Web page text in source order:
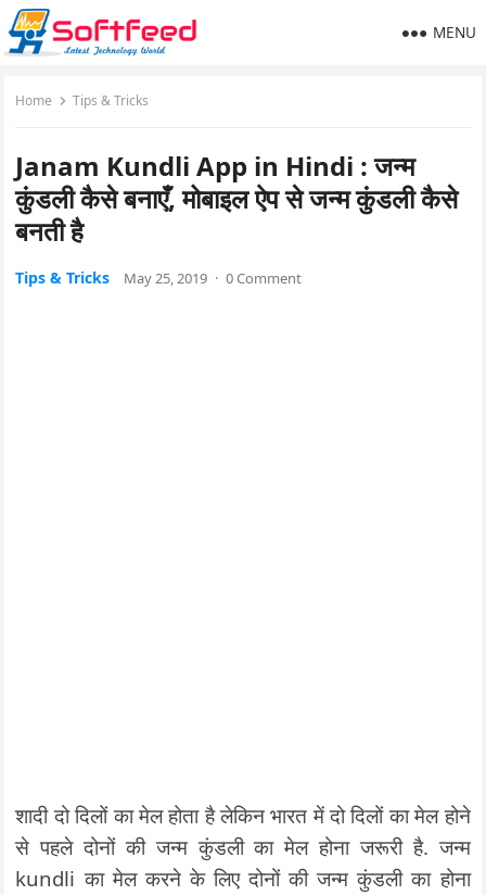
MENU
Home Tips & Tricks
Janam Kundli App in Hindi : जन्म
कुंडली कैसे बनाएँ, मोबाइल ऐप से जन्म कुंडली कैसे
बनती है
Tips & Tricks May 25, 2019 · 0 Comment
शादी दो दिलों का मेल होता है लेकिन भारत में दो दिलों का मेल होने
से पहले दोनों की जन्म कुंडली का मेल होना जरूरी है. जन्म
kundli का मेल करने के लिए दोनों की जन्म कुंडली का होना